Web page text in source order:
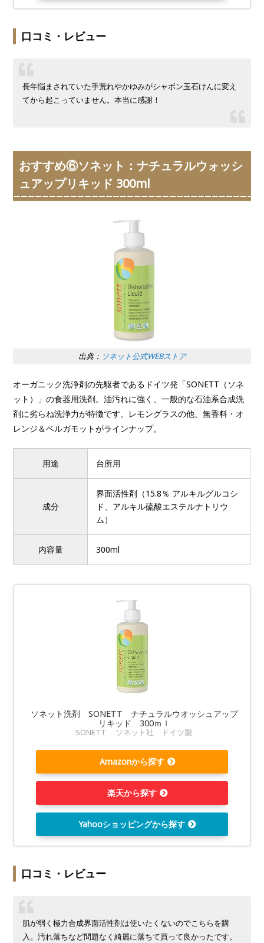
口コミ・レビュー
長年悩まされていた手荒れやかゆみがシャボン玉石けんに変え
てから起こっていません。本当に感謝！
おすすめ⑥ソネット：ナチュラルウォッシ
ュアップリキッド 300ml
出典： ソネット公式WEBストア
オーガニック洗浄剤の先駆者であるドイツ発「SONETT（ソネ
ット）」の食器用洗剤。油汚れに強く、一般的な石油系合成洗
剤に劣らね洗浄力が特徴です。レモングラスの他、無香料・オ
レンジ＆ベルガモットがラインナップ。
用途 台所用
成分
界面活性剤（15.8％ アルキルグルコシ
ド、アルキル硫酸エステルナトリウ
ム）
内容量 300ml
ソネット洗剤 SONETT ナチュラルウオッシュアップ
リキッド 300ｍｌ
SONETT ソネット社 ドイツ製
Amazonから探す
楽天から探す
Yahooショッピングから探す
口コミ・レビュー
肌が弱く極力合成界面活性剤は使いたくないのでこちらを購
入。汚れ落ちなど問題なく綺麗に落ちて買って良かったです。